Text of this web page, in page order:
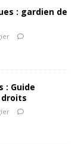
: gardien de
: Guide